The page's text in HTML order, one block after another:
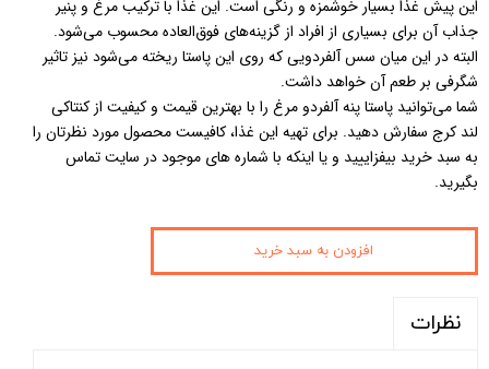
این پیش غذا بسیار خوشمزه و رنگی است. این غذا با ترکیب مرغ و پنیر
جذاب آن برای بسیاری از افراد از گزینه‌های فوق‌العاده محسوب می‌شود.
البته در این میان سس آلفردویی که روی این پاستا ریخته می‌شود نیز تاثیر
شگرفی بر طعم آن خواهد داشت.
شما می‌توانید پاستا پنه آلفردو مرغ را با بهترین قیمت و کیفیت از کنتاکی
لند کرج سفارش دهید. برای تهیه این غذا، کافیست محصول مورد نظرتان را
به سبد خرید بیفزاییید و یا اینکه با شماره های موجود در سایت تماس
بگیرید.
افزودن به سبد خرید
نظرات